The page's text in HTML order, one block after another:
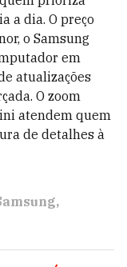
a dia. O preço
o Samsung
em
atualizações
O zoom
atendem quem
de detalhes à